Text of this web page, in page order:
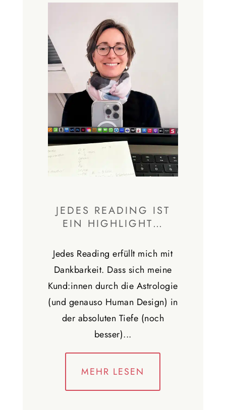
JEDES READING IST
EIN HIGHLIGHT…
Jedes Reading erfüllt mich mit
Dankbarkeit. Dass sich meine
Kund:innen durch die Astrologie
(und genauso Human Design) in
der absoluten Tiefe (noch
besser)...
MEHR LESEN